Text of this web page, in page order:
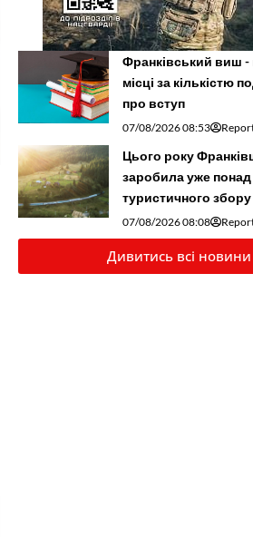
Франківський виш
місці за кількістю
про вступ
07/08/2026 08:53
Цього року
заробила уже понад
туристичного збору
07/08/2026 08:08
Дивитись всі новини